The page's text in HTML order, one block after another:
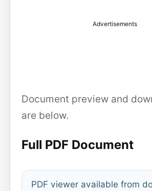
Advertisements
Document preview and
are below.
Full PDF Document
PDF viewer available from